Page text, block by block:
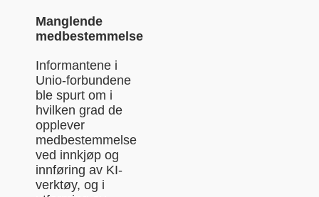
Manglende
medbestemmelse
Informantene i
Unio-forbundene
ble spurt om i
hvilken grad de
opplever
medbestemmelse
ved innkjøp og
innføring av KI-
verktøy, og i